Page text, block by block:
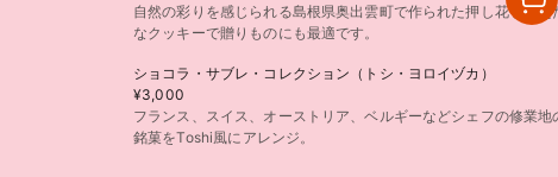
自然の彩りを感じられる島根県奥出雲町で作られた押し花を添
なクッキーで贈りものにも最適です。
ショコラ・サブレ・コレクション（トシ・ヨロイヅカ）
¥3,000
フランス、スイス、オーストリア、ベルギーなどシェフの修業地
銘菓をToshi風にアレンジ。